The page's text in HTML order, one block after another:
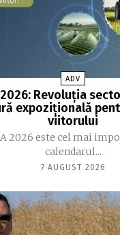
ADV
2026: Revoluția
expozițională
viitorului
2026 este cel mai
calendarul...
7 AUGUST 2026